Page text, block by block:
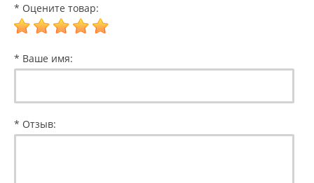
* Оцените товар:
* Ваше имя:
* Отзыв: